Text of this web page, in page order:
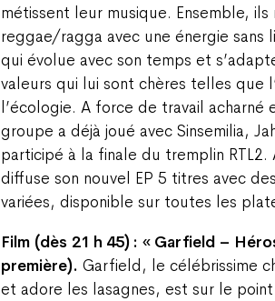
métissent leur musique. Ensemble,
reggae/ragga avec une énergie sans
qui évolue avec son temps et
valeurs qui lui sont chères telles que
l’écologie. A force de travail
groupe a déjà joué avec Sinsemilia,
participé à la finale du tremplin
diffuse son nouvel EP 5 titres avec
variées, disponible sur toutes les
Film (dès 21 h 45) : « Garfield –
première). Garfield, le célébrissime
et adore les lasagnes, est sur le